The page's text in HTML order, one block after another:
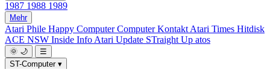
1987 1988 1989
Mehr
Atari Phile Happy ComputerComputer Kontakt Atari Times Hitdisk
ACE NSW Inside Info Atari Update STraight Up atos
🌞 🌙
☰
ST-Computer ▾